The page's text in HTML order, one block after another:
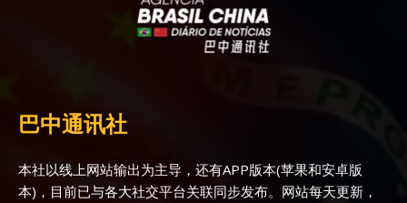
巴中通讯社
本社以线上网站输出为主导，还有APP版本(苹果和安卓版
本)，目前已与各大社交平台关联同步发布。网站每天更新，